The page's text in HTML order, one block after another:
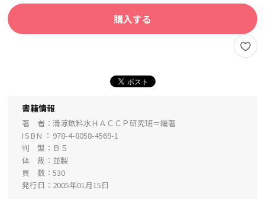
購入する
書籍情報
著 者
清涼飲料水ＨＡＣＣＰ研究班＝編著
ISBN
978-4-8058-4569-1
判 型
Ｂ５
体 裁
並製
頁 数
530
発行日
2005年01月15日